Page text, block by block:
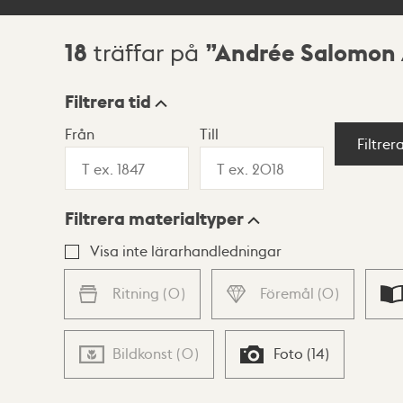
Sökresultat
18 träffar på Andrée Salomon
Visningsläge
Lista Karta
Filtrera tid
Från Till
Filtrera materialtyper
Visa inte lärarhandledningar
Ritning (0) Föremål (0)
Bildkonst (0) Foto (14)